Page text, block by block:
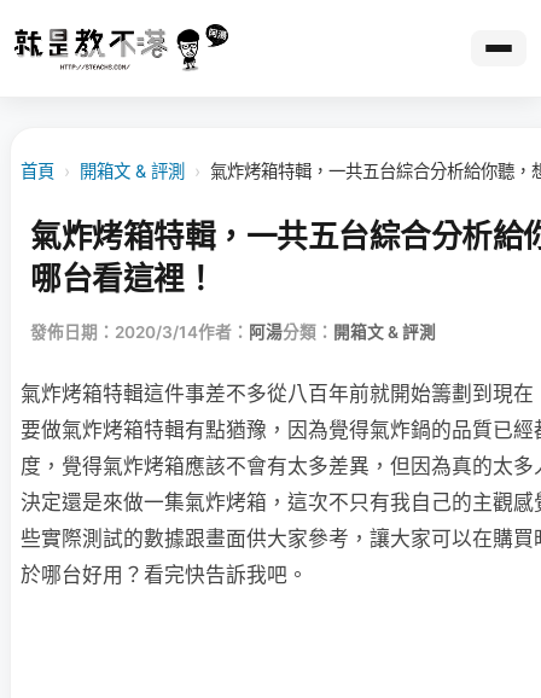
首頁 › 開箱文 & 評測 › 氣炸烤箱特輯，一共五台綜合分析給你聽，
氣炸烤箱特輯，一共五台綜合分析給
哪台看這裡！
發佈日期：2020/3/14作者： 阿湯分類： 開箱文 & 評測
氣炸烤箱特輯這件事差不多從八百年前就開始籌劃到現
要做氣炸烤箱特輯有點猶豫，因為覺得氣炸鍋的品質已
度，覺得氣炸烤箱應該不會有太多差異，但因為真的太
決定還是來做一集氣炸烤箱，這次不只有我自己的主觀
些實際測試的數據跟畫面供大家參考，讓大家可以在購買
於哪台好用？看完快告訴我吧。